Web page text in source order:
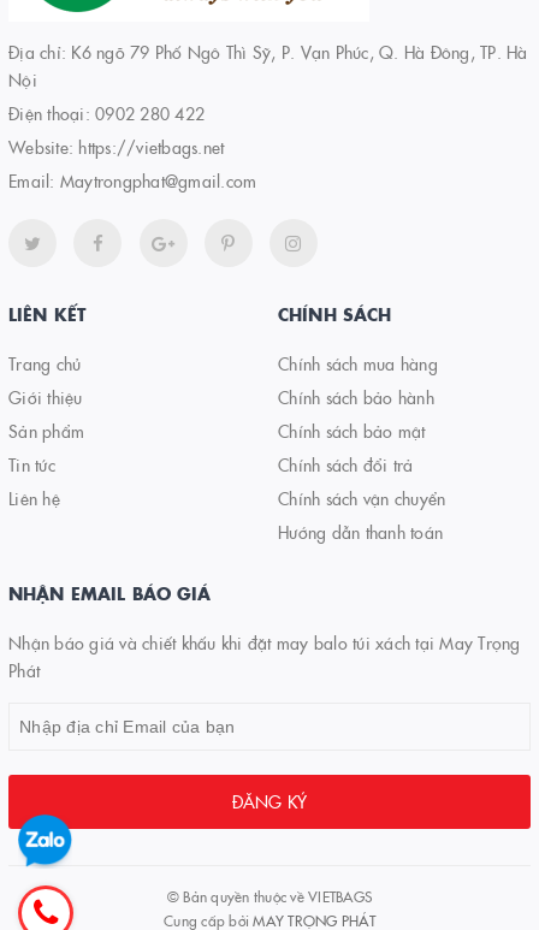
Địa chỉ: K6 ngõ 79 Phố Ngô Thì Sỹ, P. Vạn Phúc, Q. Hà Đông, TP. Hà
Nội
Điện thoại: 0902 280 422
Website: https://vietbags.net
Email: Maytrongphat@gmail.com
LIÊN KẾT
Trang chủ
Giới thiệu
Sản phẩm
Tin tức
Liên hệ
CHÍNH SÁCH
Chính sách mua hàng
Chính sách bảo hành
Chính sách bảo mật
Chính sách đổi trả
Chính sách vận chuyển
Hướng dẫn thanh toán
NHẬN EMAIL BÁO GIÁ
Nhận báo giá và chiết khấu khi đặt may balo túi xách tại May Trọng
Phát
ĐĂNG KÝ
© Bản quyền thuộc vềVIETBAGS
Cung cấp bởiMAY TRỌNG PHÁT